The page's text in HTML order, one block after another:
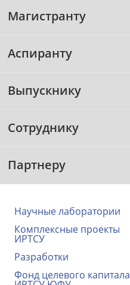
Магистранту
Аспиранту
Выпускнику
Сотруднику
Партнеру
Научные лаборатории
Комплексные проекты
ИРТСУ
Разработки
Фонд целевого капитала